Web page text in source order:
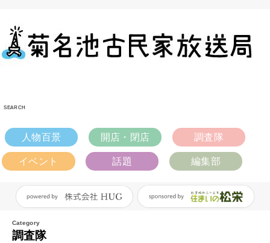
SEARCH
人物百景 開店・閉店 調査隊
イベント 話題 編集部
調査隊